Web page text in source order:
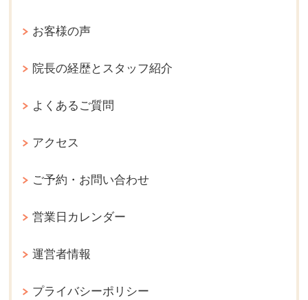
お客様の声
院長の経歴とスタッフ紹介
よくあるご質問
アクセス
ご予約・お問い合わせ
営業日カレンダー
運営者情報
プライバシーポリシー